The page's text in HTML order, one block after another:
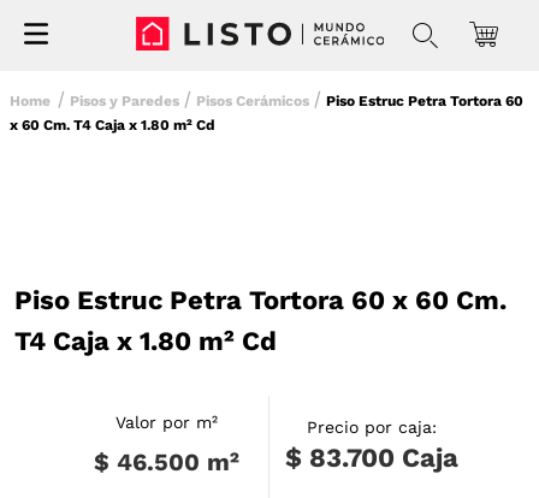
Pisos y Paredes Pisos Cerámicos
Piso Estruc Petra Tortora 60
x 60 Cm. T4 Caja x 1.80 m² Cd
Piso Estruc Petra Tortora 60 x 60 Cm.
T4 Caja x 1.80 m² Cd
Valor por m²
$ 46.500 m²
Precio por caja:
$ 83.700 Caja